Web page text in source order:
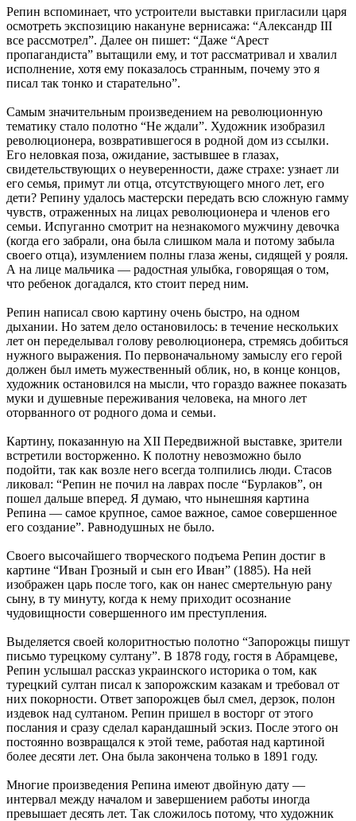
Репин вспоминает, что устроители выставки пригласили царя
осмотреть экспозицию накануне вернисажа: “Александр III
все рассмотрел”. Далее он пишет: “Даже “Арест
пропагандиста” вытащили ему, и тот рассматривал и хвалил
исполнение, хотя ему показалось странным, почему это я
писал так тонко и старательно”.
Самым значительным произведением на революционную
тематику стало полотно “Не ждали”. Художник изобразил
революционера, возвратившегося в родной дом из ссылки.
Его неловкая поза, ожидание, застывшее в глазах,
свидетельствующих о неуверенности, даже страхе: узнает ли
его семья, примут ли отца, отсутствующего много лет, его
дети? Репину удалось мастерски передать всю сложную гамму
чувств, отраженных на лицах революционера и членов его
семьи. Испуганно смотрит на незнакомого мужчину девочка
(когда его забрали, она была слишком мала и потому забыла
своего отца), изумлением полны глаза жены, сидящей у рояля.
А на лице мальчика — радостная улыбка, говорящая о том,
что ребенок догадался, кто стоит перед ним.
Репин написал свою картину очень быстро, на одном
дыхании. Но затем дело остановилось: в течение нескольких
лет он переделывал голову революционера, стремясь добиться
нужного выражения. По первоначальному замыслу его герой
должен был иметь мужественный облик, но, в конце концов,
художник остановился на мысли, что гораздо важнее показать
муки и душевные переживания человека, на много лет
оторванного от родного дома и семьи.
Картину, показанную на XII Передвижной выставке, зрители
встретили восторженно. К полотну невозможно было
подойти, так как возле него всегда толпились люди. Стасов
ликовал: “Репин не почил на лаврах после “Бурлаков”, он
пошел дальше вперед. Я думаю, что нынешняя картина
Репина — самое крупное, самое важное, самое совершенное
его создание”. Равнодушных не было.
Своего высочайшего творческого подъема Репин достиг в
картине “Иван Грозный и сын его Иван” (1885). На ней
изображен царь после того, как он нанес смертельную рану
сыну, в ту минуту, когда к нему приходит осознание
чудовищности совершенного им преступления.
Выделяется своей колоритностью полотно “Запорожцы пишут
письмо турецкому султану”. В 1878 году, гостя в Абрамцеве,
Репин услышал рассказ украинского историка о том, как
турецкий султан писал к запорожским казакам и требовал от
них покорности. Ответ запорожцев был смел, дерзок, полон
издевок над султаном. Репин пришел в восторг от этого
послания и сразу сделал карандашный эскиз. После этого он
постоянно возвращался к этой теме, работая над картиной
более десяти лет. Она была закончена только в 1891 году.
Многие произведения Репина имеют двойную дату —
интервал между началом и завершением работы иногда
превышает десять лет. Так сложилось потому, что художник